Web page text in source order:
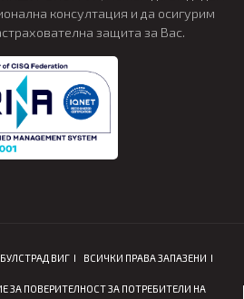
консултация и да осигурим
защита за Вас.
БУЛСТРАД ВИГ ВСИЧКИ ПРАВА ЗАПАЗЕНИ
ЗА ПОВЕРИТЕЛНОСТ ЗА ПОТРЕБИТЕЛИ НА